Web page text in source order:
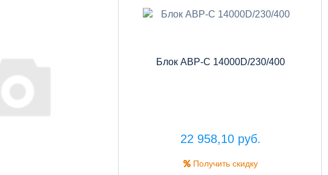
Блок АВР-С 14000D/230/400
22 958,10 руб.
Получить скидку